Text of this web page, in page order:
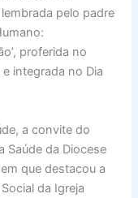
pelo padre
proferida no
integrada no Dia
a convite do
Saúde da Diocese
que destacou a
da Igreja